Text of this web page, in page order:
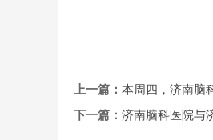
上一篇： 本周四，济南脑
下一篇： 济南脑科医院与